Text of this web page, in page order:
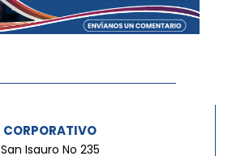
CORPORATIVO
San Isauro No 235